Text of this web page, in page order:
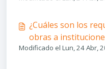
¿Cuáles son los
obras a
exposiciones de la
Modificado el Lun, 24 Abr,